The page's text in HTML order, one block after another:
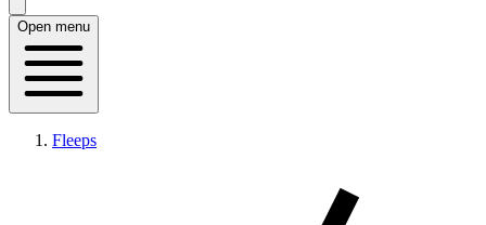
Open menu
Fleeps